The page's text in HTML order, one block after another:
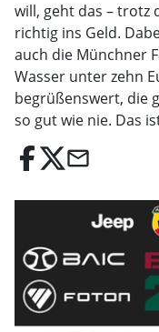
will, geht das – trotz
richtig ins Geld.
auch die Münchner
Wasser unter zehn
begrüßenswert, die
so gut wie nie. Das
email